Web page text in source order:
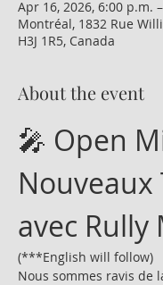
Apr 16, 2026, 6:00 p.m.
Montréal, 1832 Rue
H3J 1R5, Canada
About the event
🎤 Open
Nouveaux
avec Rully
(***English will follow)
Nous sommes ravis de